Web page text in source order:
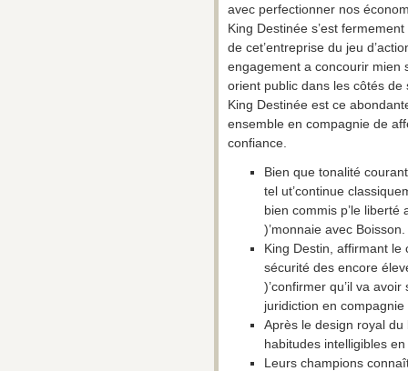
avec perfectionner nos
King Destinée s’est
de cet’entreprise du jeu
engagement a concourir mien
orient public dans les côtés de
King Destinée est ce
ensemble en compagnie de
confiance.
Bien que tonalité
tel ut’continue
bien commis p’le
)’monnaie avec Boisson.
King Destin, affirmant
sécurité des encore
)’confirmer qu’il va
juridiction en compagnie
Après le design royal
habitudes intelligibles
Leurs champions